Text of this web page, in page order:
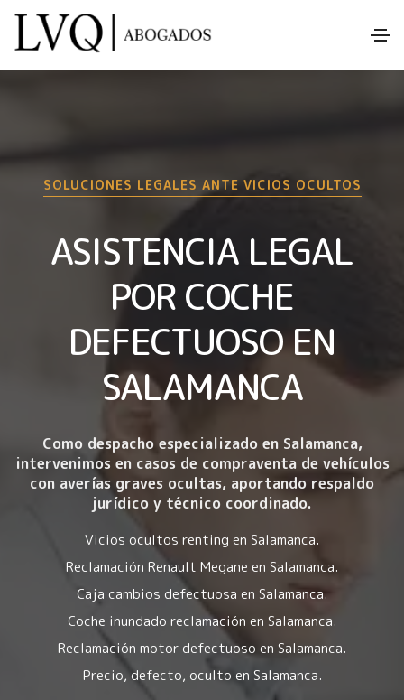
SOLUCIONES LEGALES ANTE VICIOS OCULTOS
ASISTENCIA LEGAL
POR COCHE
DEFECTUOSO EN
SALAMANCA
Como despacho especializado en Salamanca,
intervenimos en casos de compraventa de vehículos
con averías graves ocultas, aportando respaldo
jurídico y técnico coordinado.
Vicios ocultos renting en Salamanca.
Reclamación Renault Megane en Salamanca.
Caja cambios defectuosa en Salamanca.
Coche inundado reclamación en Salamanca.
Reclamación motor defectuoso en Salamanca.
Precio, defecto, oculto en Salamanca.